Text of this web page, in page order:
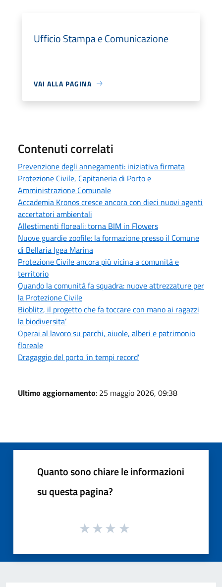
Ufficio Stampa e Comunicazione
VAI ALLA PAGINA
Contenuti correlati
Prevenzione degli annegamenti: iniziativa firmata
Protezione Civile, Capitaneria di Porto e
Amministrazione Comunale
Accademia Kronos cresce ancora con dieci nuovi agenti
accertatori ambientali
Allestimenti floreali: torna BIM in Flowers
Nuove guardie zoofile: la formazione presso il Comune
di Bellaria Igea Marina
Protezione Civile ancora più vicina a comunità e
territorio
Quando la comunità fa squadra: nuove attrezzature per
la Protezione Civile
Bioblitz, il progetto che fa toccare con mano ai ragazzi
la biodiversita’
Operai al lavoro su parchi, aiuole, alberi e patrimonio
floreale
Dragaggio del porto 'in tempi record'
Ultimo aggiornamento: 25 maggio 2026, 09:38
Quanto sono chiare le informazioni
su questa pagina?